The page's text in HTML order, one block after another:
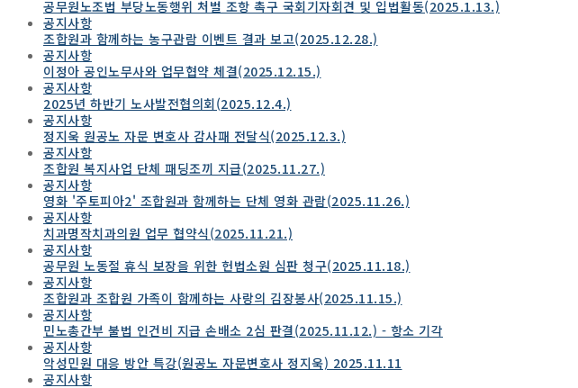
공무원노조법 부당노동행위 처벌 조항 촉구 국회기자회견 및 입법활동(2025.1.13.)
공지사항
조합원과 함께하는 농구관람 이벤트 결과 보고(2025.12.28.)
공지사항
이정아 공인노무사와 업무협약 체결(2025.12.15.)
공지사항
2025년 하반기 노사발전협의회(2025.12.4.)
공지사항
정지욱 원공노 자문 변호사 감사패 전달식(2025.12.3.)
공지사항
조합원 복지사업 단체 패딩조끼 지급(2025.11.27.)
공지사항
영화 '주토피아2' 조합원과 함께하는 단체 영화 관람(2025.11.26.)
공지사항
치과명작치과의원 업무 협약식(2025.11.21.)
공지사항
공무원 노동절 휴식 보장을 위한 헌법소원 심판 청구(2025.11.18.)
공지사항
조합원과 조합원 가족이 함께하는 사랑의 김장봉사(2025.11.15.)
공지사항
민노총간부 불법 인건비 지급 손배소 2심 판결(2025.11.12.) - 항소 기각
공지사항
악성민원 대응 방안 특강(원공노 자문변호사 정지욱) 2025.11.11
공지사항